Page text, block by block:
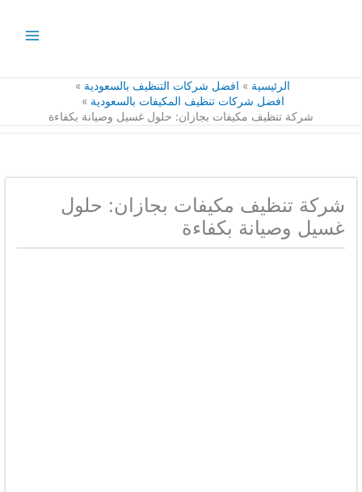
الرئيسية
افضل شركات التنظيف بالسعودية
افضل شركات تنظيف المكيفات بالسعودية
شركة تنظيف مكيفات بجازان: حلول غسيل وصيانة بكفاءة
شركة تنظيف مكيفات بجازان: حلول
غسيل وصيانة بكفاءة